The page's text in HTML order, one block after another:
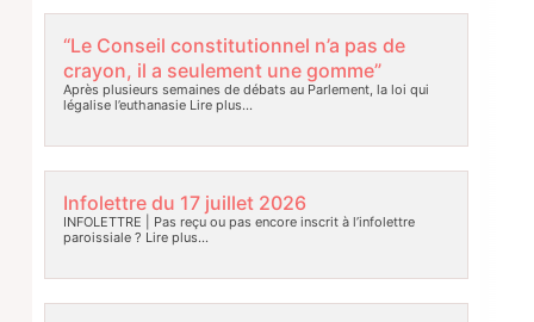
“Le Conseil constitutionnel n’a pas de
crayon, il a seulement une gomme”
Après plusieurs semaines de débats au Parlement, la loi qui
légalise l’euthanasieLire plus…
Infolettre du 17 juillet 2026
INFOLETTRE | Pas reçu ou pas encore inscrit à l’infolettre
paroissiale ? Lire plus…